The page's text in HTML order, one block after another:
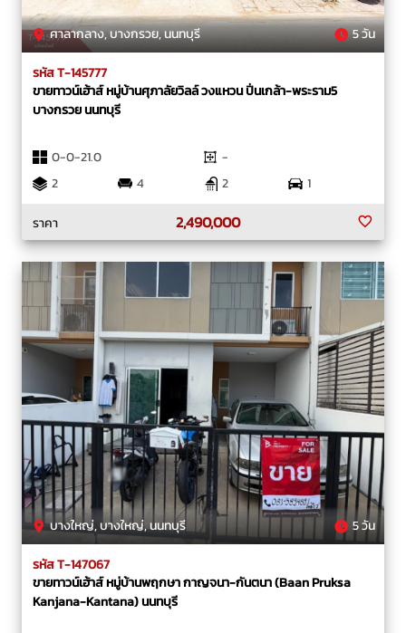
ศาลากลาง, บางกรวย, นนทบุรี 5 วัน
รหัส T-145777
ขายทาวน์เฮ้าส์ หมู่บ้านศุภาลัยวิลล์ วงแหวน ปิ่นเกล้า-พระราม5
บางกรวย นนทบุรี
0-0-21.0
-
2
4 2
1
ราคา
2,490,000
บางใหญ่, บางใหญ่, นนทบุรี 5 วัน
รหัส T-147067
ขายทาวน์เฮ้าส์ หมู่บ้านพฤกษา กาญจนา-กันตนา (Baan Pruksa
Kanjana-Kantana) นนทบุรี